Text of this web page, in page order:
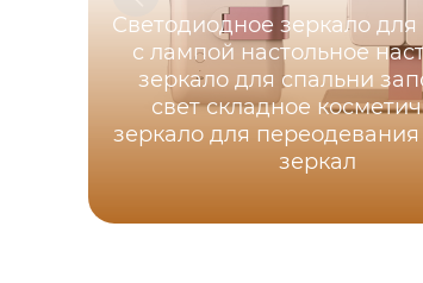
Светодиодное зеркало
с лампой настольное
зеркало для спальни
свет складное
зеркало для
зеркал